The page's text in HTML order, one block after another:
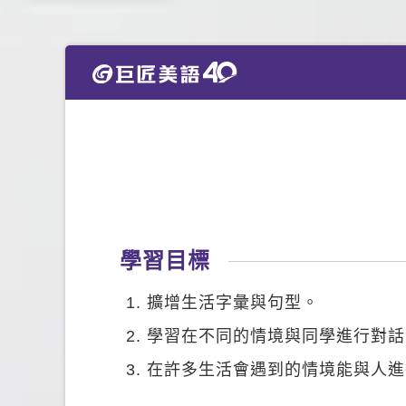
學習目標
擴增生活字彙與句型。
學習在不同的情境與同學進行對
在許多生活會遇到的情境能與人